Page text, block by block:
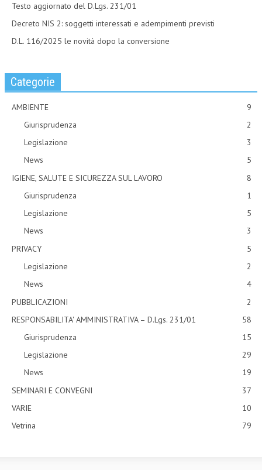
Testo aggiornato del D.Lgs. 231/01
Decreto NIS 2: soggetti interessati e adempimenti previsti
D.L. 116/2025 le novità dopo la conversione
Categorie
AMBIENTE
9
Giurisprudenza
2
Legislazione
3
News
5
IGIENE, SALUTE E SICUREZZA SUL LAVORO
8
Giurisprudenza
1
Legislazione
5
News
3
PRIVACY
5
Legislazione
2
News
4
PUBBLICAZIONI
2
RESPONSABILITA' AMMINISTRATIVA – D.Lgs. 231/01
58
Giurisprudenza
15
Legislazione
29
News
19
SEMINARI E CONVEGNI
37
VARIE
10
Vetrina
79